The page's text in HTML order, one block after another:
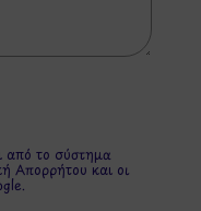
από το σύστημα
Απορρήτου και οι